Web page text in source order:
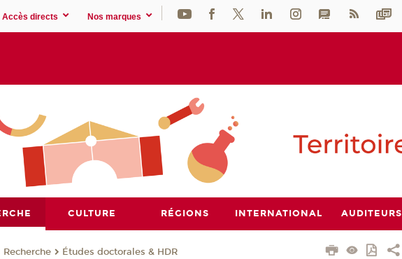
Accès directs Nos marques
CULTURE RÉGIONS INTERNATIONAL AUDITEURS
Recherche Études doctorales & HDR